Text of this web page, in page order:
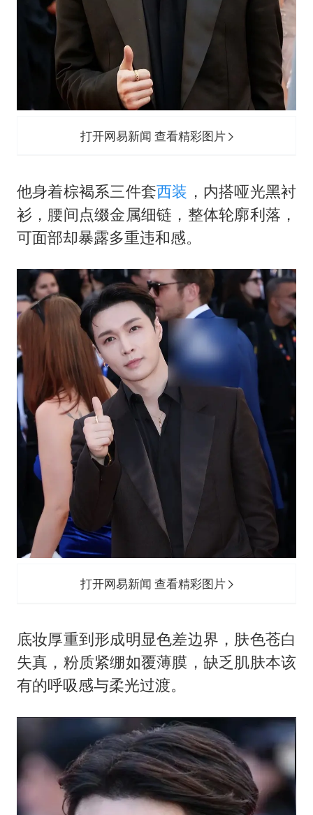
打开网易新闻 查看精彩图片
他身着棕褐系三件套西装 ，内搭哑光黑衬
衫，腰间点缀金属细链，整体轮廓利落，
可面部却暴露多重违和感。
打开网易新闻 查看精彩图片
底妆厚重到形成明显色差边界，肤色苍白
失真，粉质紧绷如覆薄膜，缺乏肌肤本该
有的呼吸感与柔光过渡。